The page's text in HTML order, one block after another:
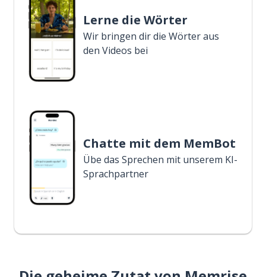
Lerne die Wörter
Wir bringen dir die Wörter aus
den Videos bei
Chatte mit dem MemBot
Übe das Sprechen mit unserem KI-
Sprachpartner